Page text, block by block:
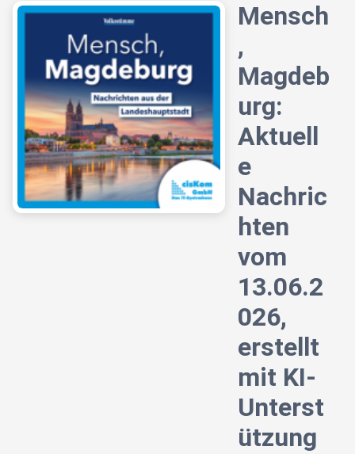
Mensch
,
Magdeb
urg:
Aktuell
e
Nachric
hten
vom
13.06.2
026,
erstellt
mit KI-
Unterst
ützung